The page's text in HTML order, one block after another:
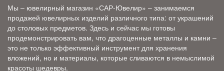
Мы – ювелирный магазин «САР-Ювелир» – занимаемся
продажей ювелирных изделий различного типа: от украшений
до столовых предметов. Здесь и сейчас мы готовы
продемонстрировать вам, что драгоценные металлы и камни –
это не только эффективный инструмент для хранения
вложений, но и материалы, которые сливаются в немыслимой
красоты шедевры.